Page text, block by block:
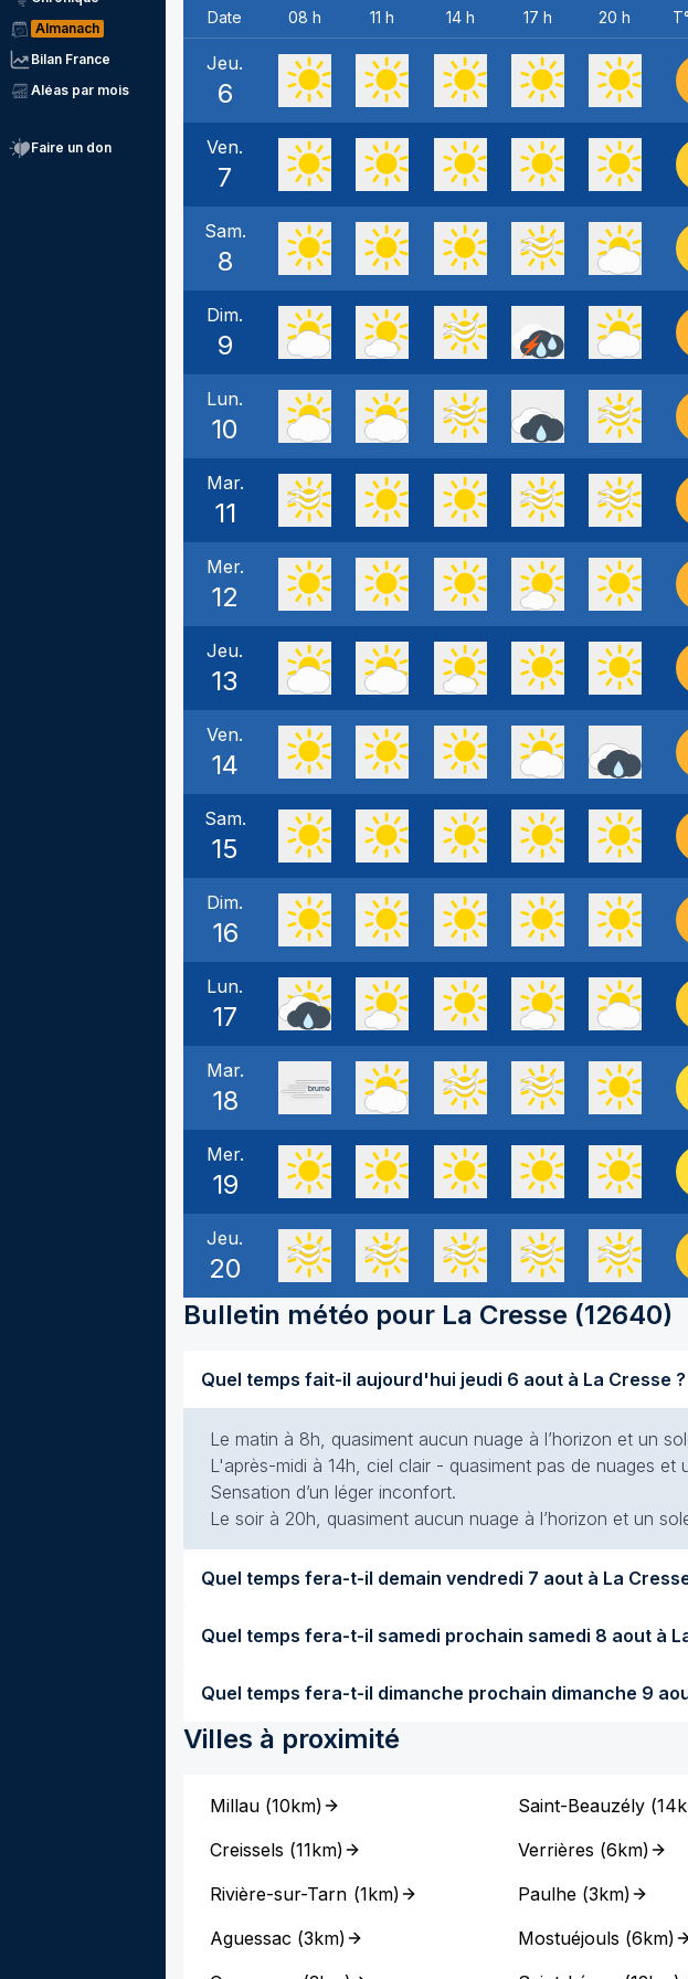
Almanach
Bilan France
Aléas par mois
Faire un don
Date 08 h 11 h 14 h 17 h 20 h
Jeu.
6
Ven.
7
Sam.
8
Dim.
9
Lun.
10
Mar.
11
Mer.
12
Jeu.
13
Ven.
14
Sam.
15
Dim.
16
Lun.
17
Mar.
18
Mer.
19
Jeu.
20
Bulletin météo pour La Cresse (12640)
Quel temps fait-il aujourd'hui jeudi 6 aout à La Cresse ?
Le matin à 8h, quasiment aucun nuage à l’horizon et un
L'après-midi à 14h, ciel clair - quasiment pas de nuages et
Sensation d’un léger inconfort.
Le soir à 20h, quasiment aucun nuage à l’horizon et un
Quel temps fera-t-il demain vendredi 7 aout à La
Quel temps fera-t-il samedi
Quel temps
Villes à proximité
Millau (10km)
Creissels (11km)
Rivière-sur-Tarn (1km)
Aguessac (3km)
Saint-Beauzély (
Verrières (6km)
Paulhe (3km)
Mostuéjouls (6km)